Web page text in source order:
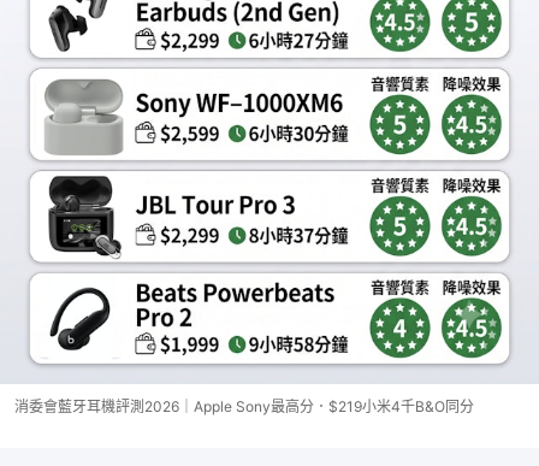
消委會藍牙耳機評測2026｜Apple Sony最高分．$219小米4千B&O同分